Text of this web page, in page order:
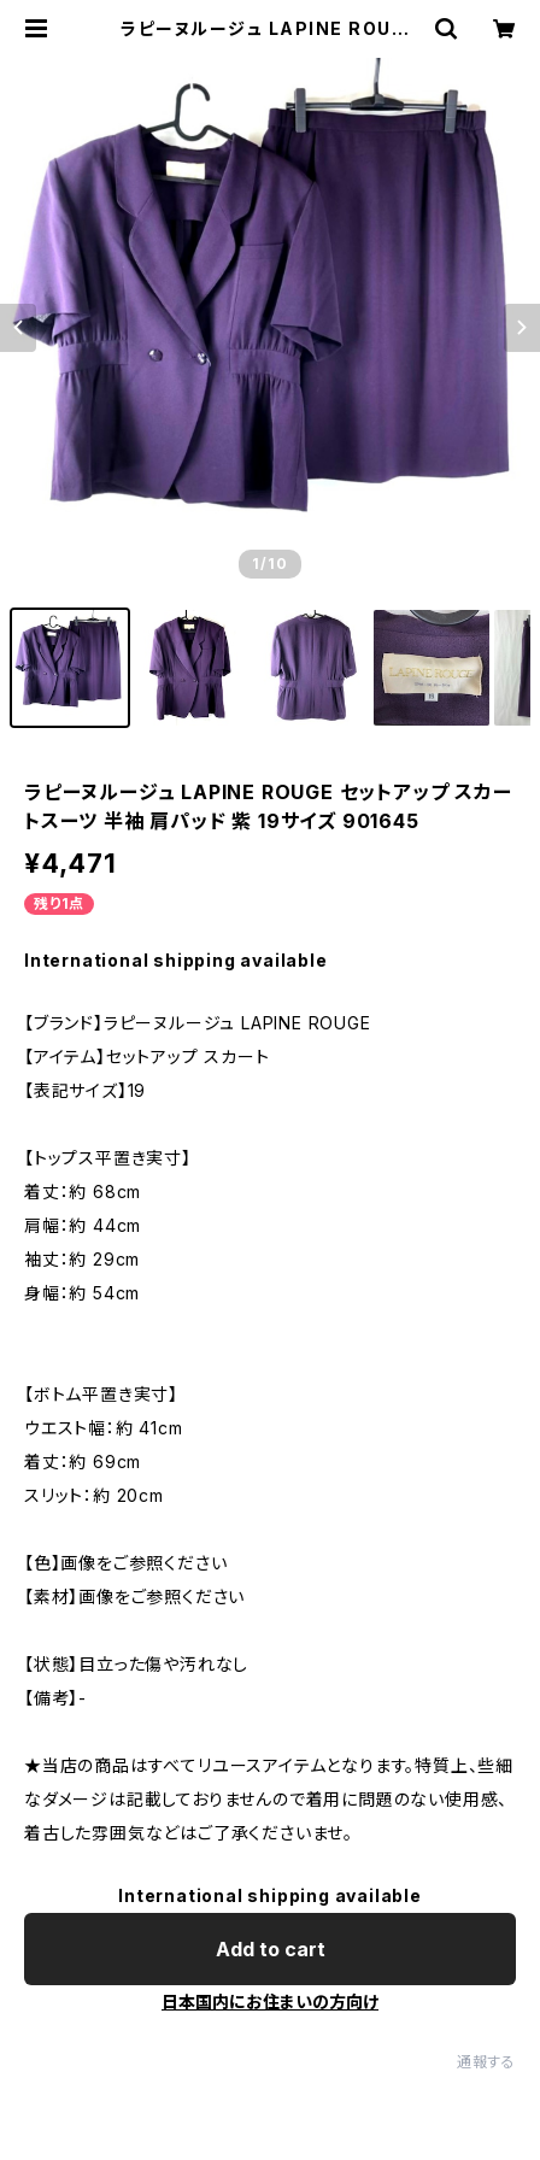
ラピーヌルージュ LAPINE ROUGE
パッド 紫 19サイズ 901645 | Ethi
cal Store
1 /10
ラピーヌルージュ LAPINE ROUGE セットアップ スカー
トスーツ 半袖 肩パッド 紫 19サイズ 901645
¥4,471
残り1点
International shipping available
【ブランド】ラピーヌルージュ LAPINE ROUGE
【アイテム】セットアップ スカート
【表記サイズ】19
【トップス平置き実寸】
着丈：約 68cm
肩幅：約 44cm
袖丈：約 29cm
身幅：約 54cm
【ボトム平置き実寸】
ウエスト幅：約 41cm
着丈：約 69cm
スリット：約 20cm
【色】画像をご参照ください
【素材】画像をご参照ください
【状態】目立った傷や汚れなし
【備考】-
★当店の商品はすべてリユースアイテムとなります。特質上、些細
なダメージは記載しておりませんので着用に問題のない使用感、
着古した雰囲気などはご了承くださいませ。
International shipping available
Add to cart
日本国内にお住まいの方向け
通報する